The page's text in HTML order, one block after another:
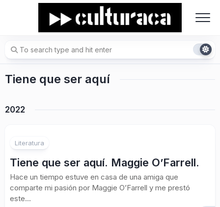
Tiene que ser aquí
2022
Literatura
Tiene que ser aquí. Maggie O’Farrell.
Hace un tiempo estuve en casa de una amiga que
comparte mi pasión por Maggie O’Farrell y me prestó
este...